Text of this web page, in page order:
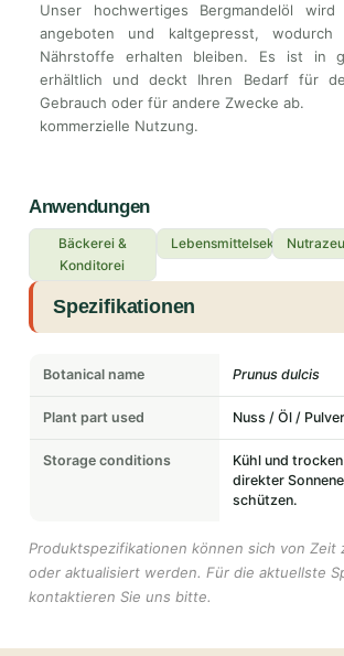
Unser hochwertiges Bergmandelöl wird
angeboten und kaltgepresst, wodurch
Nährstoffe erhalten bleiben. Es ist in
erhältlich und deckt Ihren Bedarf für
Gebrauch oder für andere Zwecke ab.
kommerzielle Nutzung.
Anwendungen
Bäckerei &
Konditorei
Lebensmittelsektor
Spezifikationen
Botanical name Prunus dulcis
Plant part used Nuss / Öl / Pulver
Storage conditions
Kühl und
direkter
schützen.
Produktspezifikationen können sich von Zeit
oder aktualisiert werden. Für die aktuellste
kontaktieren Sie uns bitte.